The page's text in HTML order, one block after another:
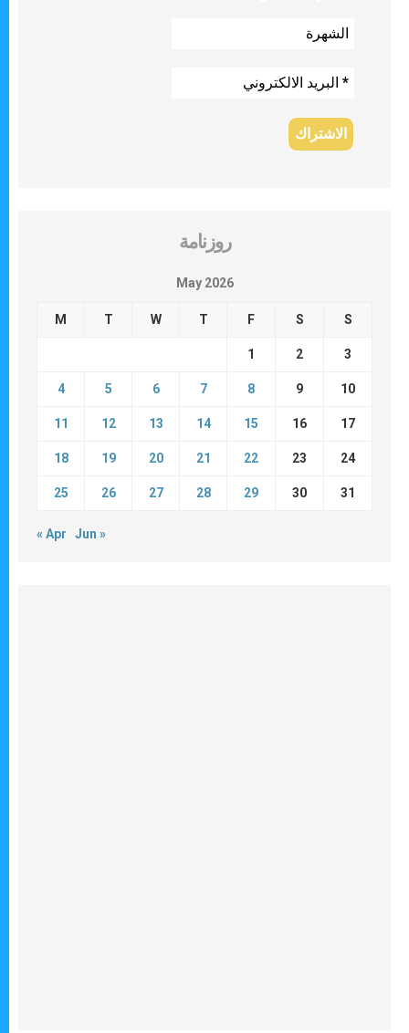
روزنامة
May 2026
M T W T F S S
1 2 3
4 5 6 7 8 9 10
11 12 13 14 15 16 17
18 19 20 21 22 23 24
25 26 27 28 29 30 31
« Apr Jun »